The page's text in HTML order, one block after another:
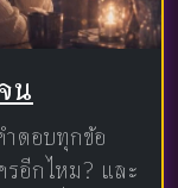
น
ตอบทุกข้อ
รอีกไหม? และ